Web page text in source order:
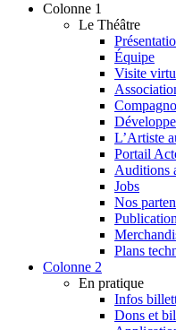
Colonne 1
Le Théâtre
Équipe
Visite
L’Artiste
Portail
Auditions
Jobs
Nos
Plans
Colonne 2
En pratique
Infos
Dons et